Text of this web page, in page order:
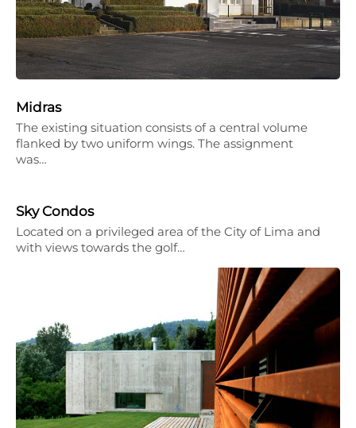
Midras
The existing situation consists of a central volume
flanked by two uniform wings. The assignment
was…
Sky Condos
Located on a privileged area of the City of Lima and
with views towards the golf…